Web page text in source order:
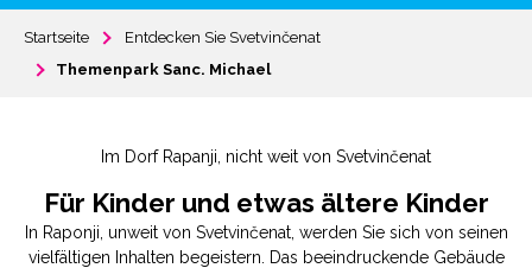
Startseite
Entdecken Sie Svetvinčenat
Themenpark Sanc. Michael
Im Dorf Rapanji, nicht weit von Svetvinčenat
Für Kinder und etwas ältere Kinder
In Raponji, unweit von Svetvinčenat, werden Sie sich von seinen
vielfältigen Inhalten begeistern. Das beeindruckende Gebäude